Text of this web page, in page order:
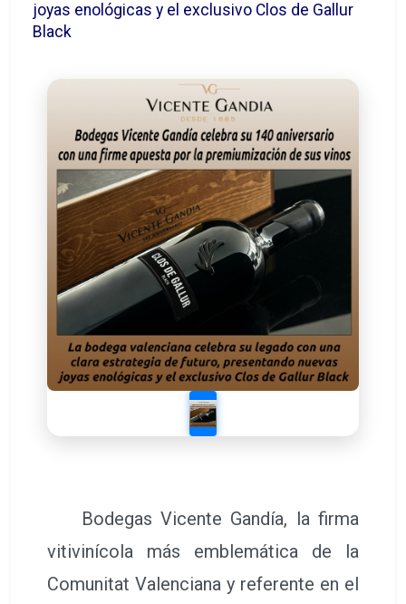
joyas enológicas y el exclusivo Clos de Gallur
Black
Bodegas Vicente Gandía, la firma
vitivinícola más emblemática de la
Comunitat Valenciana y referente en el